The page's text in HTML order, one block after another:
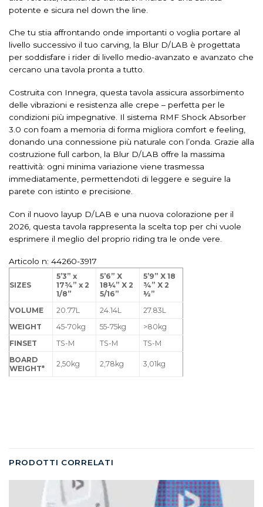
potente e sicura nel down the line.
Che tu stia affrontando onde importanti o voglia portare al
livello successivo il tuo carving, la Blur D/LAB è progettata
per soddisfare i rider di livello medio-avanzato e avanzato che
cercano una tavola pronta a tutto.
Costruita con Innegra, questa tavola assicura assorbimento
delle vibrazioni e resistenza alle crepe – perfetta per le
condizioni più impegnative. Il sistema RMF Shock Absorber
3.0 con foam a memoria di forma migliora comfort e feeling,
donando una connessione più naturale con l’onda. Grazie alla
costruzione full carbon, la Blur D/LAB offre la massima
reattività: ogni minima variazione viene trasmessa
immediatamente, permettendoti di leggere e seguire la
parete con istinto e precisione.
Con il nuovo layup D/LAB e una nuova colorazione per il
2026, questa tavola rappresenta la scelta top per chi vuole
esprimere il meglio del proprio riding tra le onde vere.
Articolo n: 44260-3917
SIZES
5’3” x
17¾” x 2
1/8”
5’6” X
18¼” X 2
5/16”
5’9” X 18
¾” X 2
½”
VOLUME
20.77L 24.14L
27.83L
WEIGHT
45-70kg 55-75kg
>80kg
FINSET
TS-M TS-M
TS-M
BOARD
WEIGHT*
2,50kg 2,78kg 3,01kg
PRODOTTI CORRELATI